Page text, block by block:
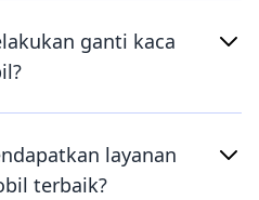
ganti kaca
layanan
terbaik?